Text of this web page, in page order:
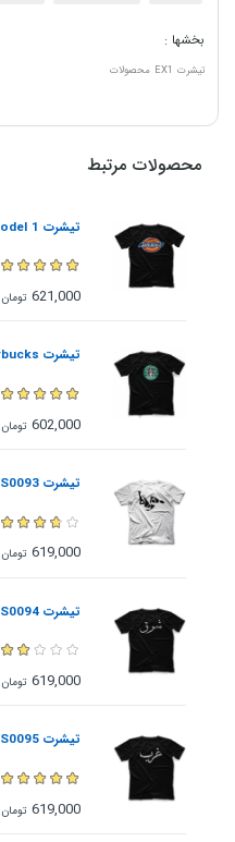
بخشها :
تیشرت EX1 محصولات
محصولات مرتبط
تیشرت Dickers Model 1
621,000 تومان
تیشرت Starbucks
602,000 تومان
تیشرت DS0093
619,000 تومان
تیشرت DS0094
619,000 تومان
تیشرت DS0095
619,000 تومان